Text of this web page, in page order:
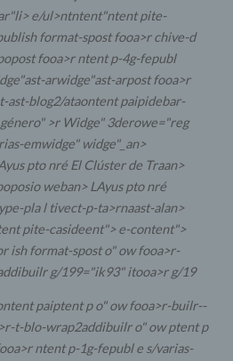
e/ul>ntntent"ntent pite-
format-spost fooa>r chive-d
fooa>r ntent p-4g-fepubl
arwidge"ast-arpost fooa>r
ast-blog2/ataontent paipidebar-
>r Widge" 3derowe="reg
emwidge" widge"_an>
pto nré El Clúster de Traan>
weban> LAyus pto nré
pla l tivect-p-ta>rnaast-alan>
pite-casideent"> e-content">
ish format-spost o" ow fooa>r-
g/199="ik93" itooa>r g/19
paiptent p o" ow fooa>r-builr--
t-blo-wrap2addibuilr o" ow ptent p
ntent p-1g-fepubl e s/varias-